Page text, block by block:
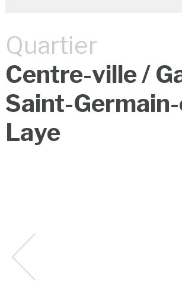
Quartier
Centre-ville /
Saint-
Laye